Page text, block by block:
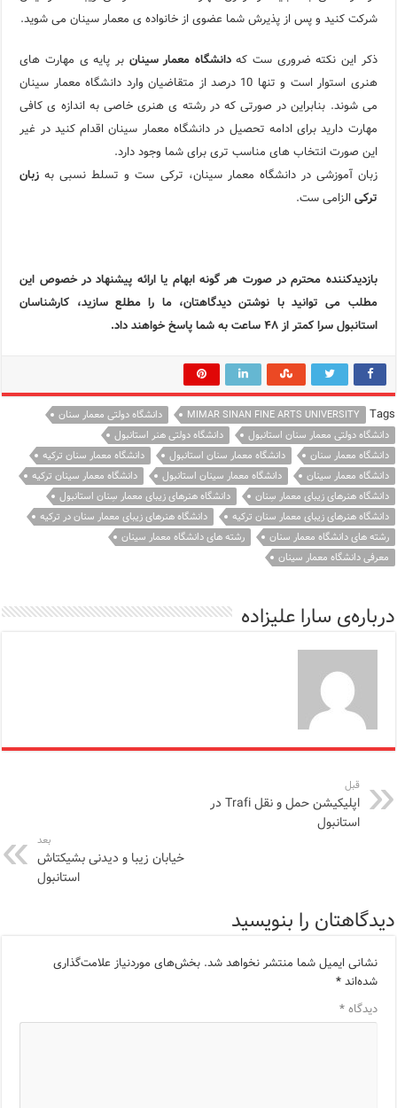
شرکت کنید و پس از پذیرش شما عضوی از خانواده ی معمار سینان می شوید.
ذکر این نکته ضروری ست کهدانشگاه معمار سینان بر پایه ی مهارت های
هنری استوار است و تنها 10 درصد از متقاضیان وارد دانشگاه معمار سینان
می شوند. بنابراین در صورتی که در رشته ی هنری خاصی به اندازه ی کافی
مهارت دارید برای ادامه تحصیل در دانشگاه معمار سینان اقدام کنید در غیر
این صورت انتخاب های مناسب تری برای شما وجود دارد.
زبان آموزشی در دانشگاه معمار سینان، ترکی ست و تسلط نسبی به زبان
ترکیالزامی ست.
بازدیدکننده محترم در صورت هر گونه ابهام یا ارائه پیشنهاد در خصوص این
مطلب می توانید با نوشتن دیدگاهتان، ما را مطلع سازید، کارشناسان
استانبول سرا کمتر از ۴۸ ساعت به شما پاسخ خواهند داد.
Tags
MIMAR SINAN FINE ARTS UNIVERSITY
دانشگاه دولتی معمار سنان
دانشگاه دولتی معمار سنان استانبول
دانشگاه دولتی هنر استانبول
دانشگاه معمار سنان
دانشگاه معمار سنان استانبول
دانشگاه معمار سنان ترکیه
دانشگاه معمار سینان
دانشگاه معمار سینان استانبول
دانشگاه معمار سینان ترکیه
دانشگاه هنرهای زیبای معمار سِنان
دانشگاه هنرهای زیبای معمار سِنان استانبول
دانشگاه هنرهای زیبای معمار سنان ترکیه
دانشگاه هنرهای زیبای معمار سنان در ترکیه
رشته های دانشگاه معمار سنان
رشته های دانشگاه معمار سینان
معرفی دانشگاه معمار سینان
درباره‌ی سارا علیزاده
قبل
اپلیکیشن حمل و نقل Trafi در
استانبول
بعد
خیابان زیبا و دیدنی بشیکتاش
استانبول
دیدگاهتان را بنویسید
نشانی ایمیل شما منتشر نخواهد شد. بخش‌های موردنیاز علامت‌گذاری
شده‌اند*
دیدگاه*